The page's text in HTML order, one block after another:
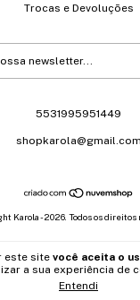
este site você aceita o
a sua experiência de
Entendi
Trocas e Devoluções
5531995951449
shopkarola@gmail.com
Karola - 2026. Todos os direitos